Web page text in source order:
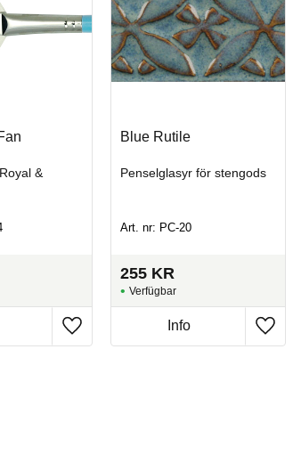
&
Blue Rutile
Penselglasyr för stengods
Art. nr: PC-20
255 KR